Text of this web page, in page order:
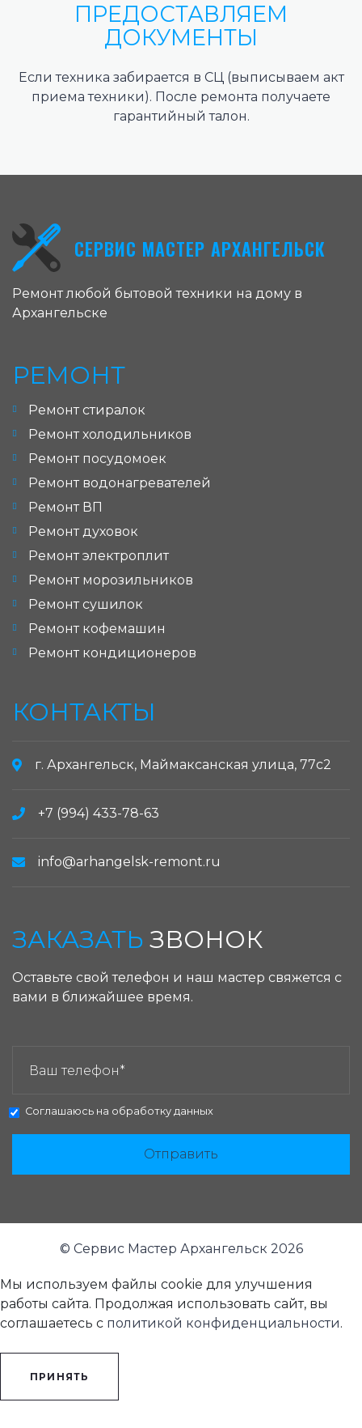
ПРЕДОСТАВЛЯЕМ
ДОКУМЕНТЫ
Если техника забирается в СЦ (выписываем акт
приема техники). После ремонта получаете
гарантийный талон.
СЕРВИС МАСТЕР АРХАНГЕЛЬСК
Ремонт любой бытовой техники на дому в
Архангельске
РЕМОНТ
Ремонт стиралок
Ремонт холодильников
Ремонт посудомоек
Ремонт водонагревателей
Ремонт ВП
Ремонт духовок
Ремонт электроплит
Ремонт морозильников
Ремонт сушилок
Ремонт кофемашин
Ремонт кондиционеров
КОНТАКТЫ
г. Архангельск, Маймаксанская улица, 77с2
+7 (994) 433-78-63
info@arhangelsk-remont.ru
ЗАКАЗАТЬ ЗВОНОК
Оставьте свой телефон и наш мастер свяжется с
вами в ближайшее время.
Соглашаюсь на обработку данных
Отправить
© Сервис Мастер Архангельск 2026
Мы используем файлы cookie для улучшения
работы сайта. Продолжая использовать сайт, вы
соглашаетесь с политикой конфиденциальности.
ПРИНЯТЬ